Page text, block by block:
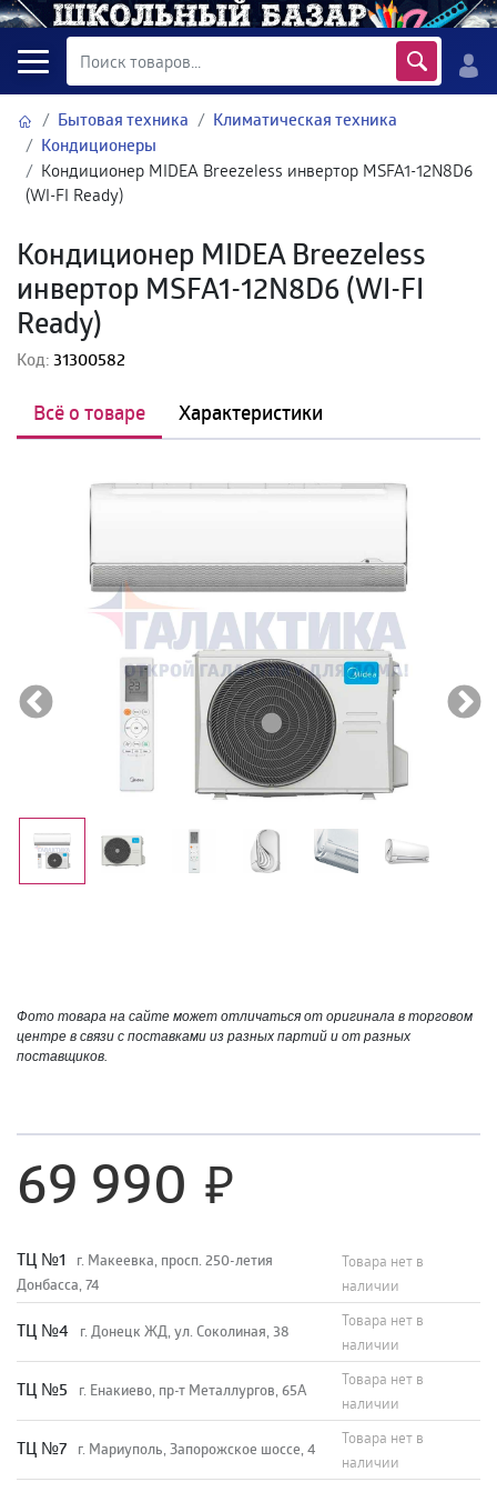
Бытовая техника
Климатическая техника
Кондиционеры
Кондиционер MIDEA Breezeless инвертор MSFA1-12N8D6
(WI-FI Ready)
Кондиционер MIDEA Breezeless
инвертор MSFA1-12N8D6 (WI-FI
Ready)
Код:31300582
Всё о товаре Характеристики
Фото товара на сайте может отличаться от оригинала в торговом
центре в связи с поставками из разных партий и от разных
поставщиков.
69 990
TЦ №1
г. Макеевка, просп. 250-летия
Донбасса, 74
Товара нет в
наличии
TЦ №4 г. Донецк ЖД, ул. Соколиная, 38
Товара нет в
наличии
TЦ №5 г. Енакиево, пр-т Металлургов, 65А
Товара нет в
наличии
ТЦ №7 г. Мариуполь, Запорожское шоссе, 4
Товара нет в
наличии